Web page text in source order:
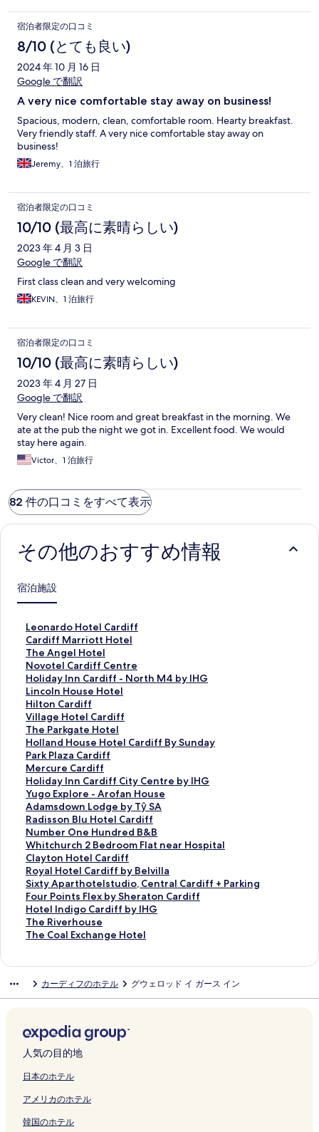
宿泊者限定の口コミ
8/10 (とても良い)
2024 年 10 月 16 日
Google で翻訳
A very nice comfortable stay away on business!
Spacious, modern, clean, comfortable room. Hearty breakfast.
Very friendly staff. A very nice comfortable stay away on
business!
Jeremy、1 泊旅行
宿泊者限定の口コミ
10/10 (最高に素晴らしい)
2023 年 4 月 3 日
Google で翻訳
First class clean and very welcoming
KEVIN、1 泊旅行
宿泊者限定の口コミ
10/10 (最高に素晴らしい)
2023 年 4 月 27 日
Google で翻訳
Very clean! Nice room and great breakfast in the morning. We
ate at the pub the night we got in. Excellent food. We would
stay here again.
Victor、1 泊旅行
82 件の口コミをすべて表示
その他のおすすめ情報
宿泊施設
Leonardo Hotel Cardiff
L
e
o
n
a
r
d
o
H
o
t
e
l
C
a
r
d
i
f
f
の
ペ
ー
ジ
を
ン
ク
Cardiff Marriott Hotel
C
a
r
d
i
f
f
M
a
r
r
i
o
t
t
H
o
t
e
l
の
ペ
ー
ジ
リ
ン
The Angel Hotel
T
h
e
A
n
g
e
l
H
o
t
e
l
の
ペ
ー
ジ
を
開
く
リ
ン
ク
Novotel Cardiff Centre
N
o
v
o
t
e
l
C
a
r
d
i
f
f
C
e
n
t
r
e
の
ペ
開
く
ク
Holiday Inn Cardiff - North M4 by IHG
H
o
l
i
d
a
y
I
n
n
C
a
r
d
i
f
f
-
N
o
r
b
H
G
の
ペ
ジ
開
Lincoln House Hotel
L
i
n
c
o
l
n
H
o
u
s
e
H
o
t
e
l
の
ペ
ー
く
リ
Hilton Cardiff
H
i
l
t
o
n
C
a
r
d
i
f
f
の
ペ
ー
ジ
を
開
ク
Village Hotel Cardiff
V
i
l
l
a
g
e
H
o
t
e
l
C
a
r
d
i
f
ー
ジ
く
リ
ン
ク
The Parkgate Hotel
T
h
e
P
a
r
k
g
a
t
e
H
o
t
e
l
の
を
開
ン
ク
Holland House Hotel Cardiff By Sunday
H
o
l
l
a
n
d
H
o
u
s
e
H
o
t
e
d
f
B
S
n
a
Park Plaza Cardiff
P
a
r
k
P
l
a
z
a
C
a
r
d
i
f
ー
ジ
く
リ
ン
ク
Mercure Cardiff
M
e
r
c
u
r
e
C
a
r
d
i
f
f
ジ
を
リ
ン
ク
Holiday Inn Cardiff City Centre by IHG
H
o
l
i
d
a
y
I
n
n
C
a
r
C
y
C
n
r
b
Yugo Explore - Arofan House
Y
u
g
o
E
x
p
l
o
r
e
-
a
o
u
e
ペ
ジ
Adamsdown Lodge by Tŷ SA
A
d
a
m
s
d
o
w
n
L
o
y
S
A
の
ペ
ジ
開
Radisson Blu Hotel Cardiff
R
a
d
i
s
s
o
n
B
l
e
a
r
i
f
ペ
Number One Hundred B&B
N
u
m
b
e
r
O
n
e
r
B
&
の
ー
を
Whitchurch 2 Bedroom Flat near Hospital
W
h
i
t
c
h
u
r
e
o
o
m
F
a
n
Clayton Hotel Cardiff
C
l
a
y
t
o
n
l
r
d
f
の
ー
Royal Hotel Cardiff by Belvilla
R
o
y
a
l
H
C
d
i
f
y
e
Sixty Aparthotelstudio, Central Cardiff + Parking
S
i
x
t
y
t
t
e
s
u
i
Four Points Flex by Sheraton Cardiff
F
o
u
r
t
l
e
b
S
e
Hotel Indigo Cardiff by IHG
H
o
t
d
o
C
r
i
f
The Riverhouse
T
h
e
o
u
e
ペ
ジ
The Coal Exchange Hotel
T
a
x
c
a
g
H
カーディフのホテル グウェロッド イ ガース イン
人気の目的地
日本のホテル
アメリカのホテル
韓国のホテル